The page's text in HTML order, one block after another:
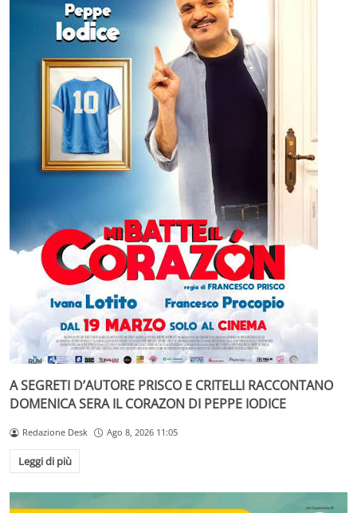
A SEGRETI D’AUTORE PRISCO E CRITELLI RACCONTANO
DOMENICA SERA IL CORAZON DI PEPPE IODICE
Redazione Desk Ago 8, 2026 11:05
Leggi di più